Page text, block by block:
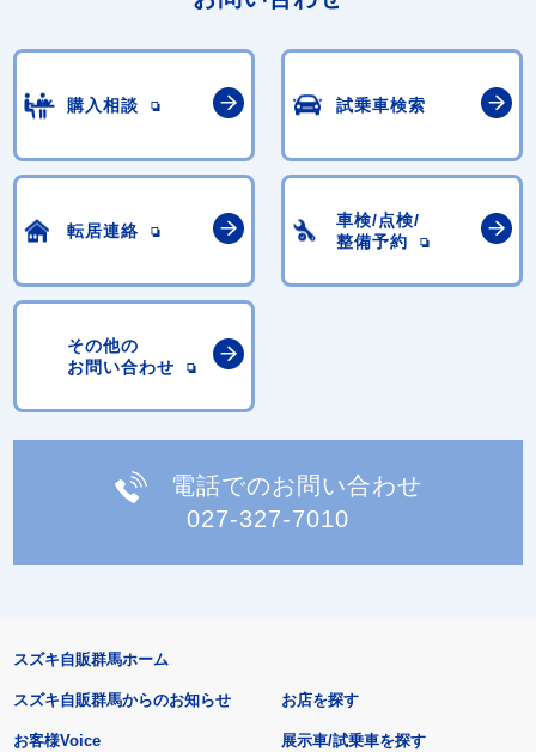
購入相談 試乗車検索
転居連絡
車検/点検/
整備予約
その他の
お問い合わせ
電話でのお問い合わせ
027-327-7010
スズキ自販群馬ホーム
スズキ自販群馬からのお知らせ
お客様Voice
お店を探す
展示車/試乗車を探す